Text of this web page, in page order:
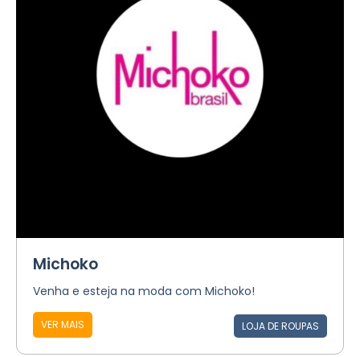
Michoko
Venha e esteja na moda com Michoko!
VER MAIS LOJA DE ROUPAS